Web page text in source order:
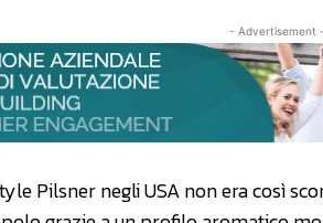
- Advertisement -
Pilsner negli USA non era così